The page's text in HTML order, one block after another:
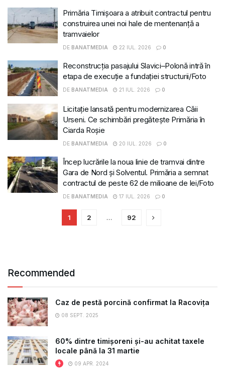
Primăria Timișoara a atribuit contractul pentru
construirea unei noi hale de mentenanță a
tramvaielor
DE BANATMEDIA 22 IUL. 2026 0
Reconstrucția pasajului Slavici–Polonă intră în
etapa de execuție a fundației structurii/Foto
DE BANATMEDIA 21 IUL. 2026 0
Licitație lansată pentru modernizarea Căii
Urseni. Ce schimbări pregătește Primăria în
Ciarda Roșie
DE BANATMEDIA 20 IUL. 2026 0
Încep lucrările la noua linie de tramvai dintre
Gara de Nord și Solventul. Primăria a semnat
contractul de peste 62 de milioane de lei/Foto
DE BANATMEDIA 17 IUL. 2026 0
1 2 … 92
Recommended
Caz de pestă porcină confirmat la Racovița
08 SEPT. 2025
60% dintre timișoreni și-au achitat taxele
locale până la 31 martie
09 APR. 2024